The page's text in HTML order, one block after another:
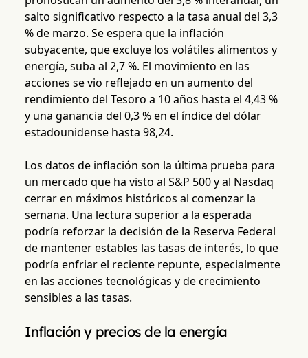
salto significativo respecto a la tasa anual del 3,3
% de marzo. Se espera que la inflación
subyacente, que excluye los volátiles alimentos y
energía, suba al 2,7 %. El movimiento en las
acciones se vio reflejado en un aumento del
rendimiento del Tesoro a 10 años hasta el 4,43 %
y una ganancia del 0,3 % en el índice del dólar
estadounidense hasta 98,24.
Los datos de inflación son la última prueba para
un mercado que ha visto al S&P 500 y al Nasdaq
cerrar en máximos históricos al comenzar la
semana. Una lectura superior a la esperada
podría reforzar la decisión de la Reserva Federal
de mantener estables las tasas de interés, lo que
podría enfriar el reciente repunte, especialmente
en las acciones tecnológicas y de crecimiento
sensibles a las tasas.
Inflación y precios de la energía